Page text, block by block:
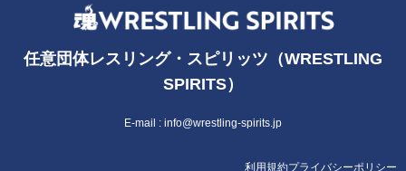
任意団体レスリング・スピリッツ（WRESTLING
SPIRITS）
E-mail : info@wrestling-spirits.jp
利用規約プライバシーポリシー